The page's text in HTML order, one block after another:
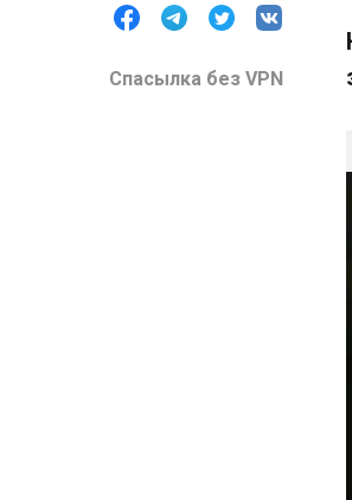
Спасылка без VPN